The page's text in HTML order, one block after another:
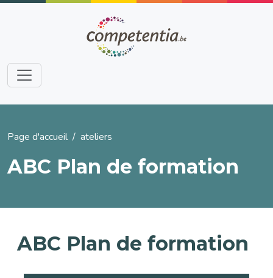
Aller au contenu principal
Fil d'Ariane
Page d'accueil ateliers
ABC Plan de formation
ABC Plan de formation